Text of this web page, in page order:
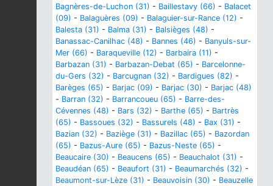
Bagnères-de-Luchon (31) - Baillestavy (66) - Balacet
(09) - Balaguères (09) - Balaguier-sur-Rance (12) -
Balesta (31) - Balma (31) - Balsièges (48) -
Banassac-Canilhac (48) - Bannes (46) - Banyuls-sur-
Mer (66) - Baraqueville (12) - Barbaira (11) -
Barbazan (31) - Barbazan-Debat (65) - Barcelonne-
du-Gers (32) - Barcugnan (32) - Bardigues (82) -
Barèges (65) - Barjac (09) - Barjac (30) - Barjac (48)
- Barran (32) - Barrancoueu (65) - Barre-des-
Cévennes (48) - Bars (32) - Barthe (65) - Bartrès
(65) - Bassoues (32) - Bassurels (48) - Bax (31) -
Bazian (32) - Baziège (31) - Bazillac (65) - Bazordan
(65) - Bazus-Aure (65) - Bazus-Neste (65) -
Beaucaire (30) - Beaucens (65) - Beauchalot (31) -
Beaudéan (65) - Beaufort (31) - Beaumarchés (32) -
Beaumont-sur-Lèze (31) - Beauvoisin (30) - Beauzelle